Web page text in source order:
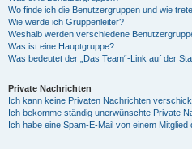
Wo finde ich die Benutzergruppen und wie
Wie werde ich Gruppenleiter?
Weshalb werden verschiedene
Was ist eine Hauptgruppe?
Was bedeutet der „Das Team“-Link auf der
Private Nachrichten
Ich kann keine Privaten Nachrichten
Ich bekomme ständig unerwünschte Private
Ich habe eine Spam-E-Mail von einem